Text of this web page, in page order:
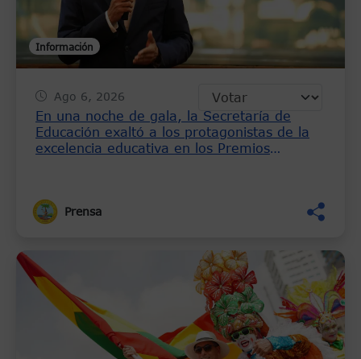
Información
Ago 6, 2026
En una noche de gala, la Secretaría de
Educación exaltó a los protagonistas de la
excelencia educativa en los Premios
Prensa